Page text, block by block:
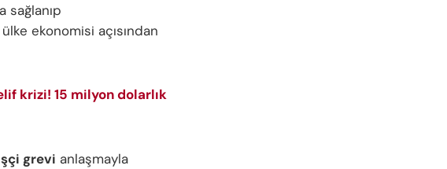
sağlanıp
ekonomisi açısından
krizi! 15 milyon dolarlık
grevi anlaşmayla